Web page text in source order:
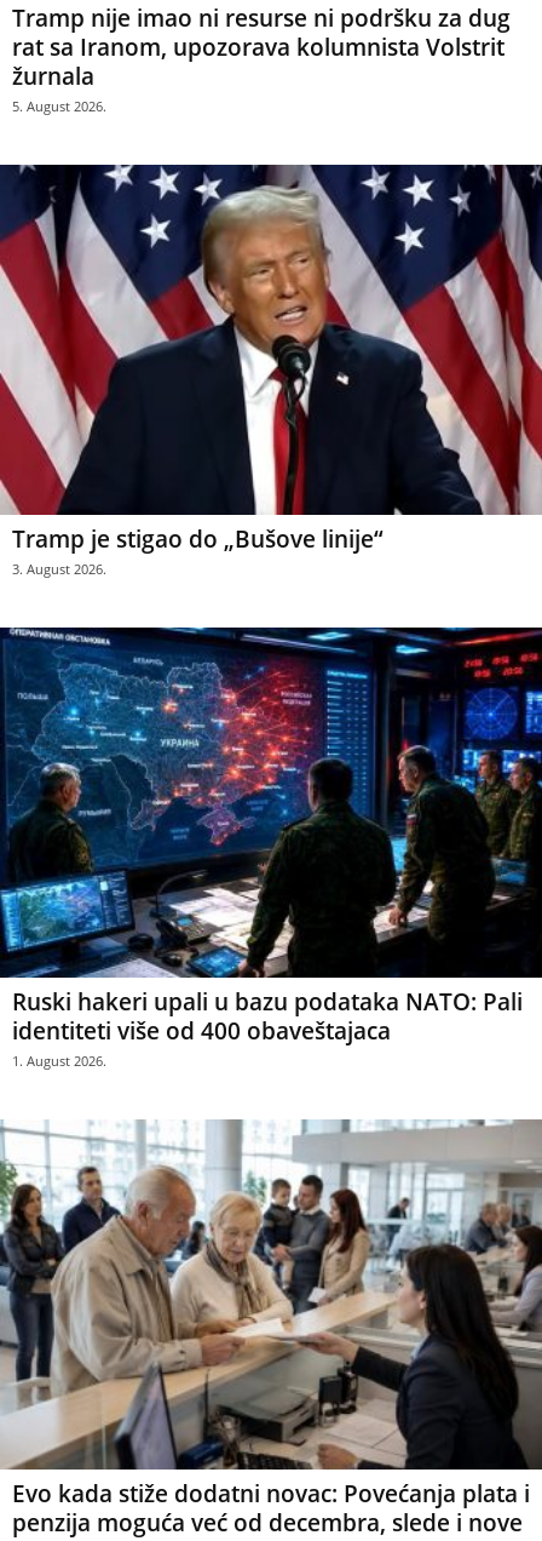
Tramp nije imao ni resurse ni podršku za dug
rat sa Iranom, upozorava kolumnista Volstrit
žurnala
5. August 2026.
Tramp je stigao do „Bušove linije“
3. August 2026.
Ruski hakeri upali u bazu podataka NATO: Pali
identiteti više od 400 obaveštajaca
1. August 2026.
Evo kada stiže dodatni novac: Povećanja plata i
penzija moguća već od decembra, slede i nove